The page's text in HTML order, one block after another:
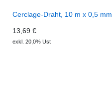
Cerclage-Draht, 10 m x 0,5 mm
13,69 €
exkl. 20,0% Ust